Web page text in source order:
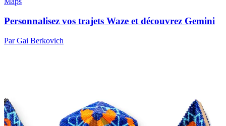
Personnalisez vos trajets Waze et découvrez Gemini
Par Gai Berkovich